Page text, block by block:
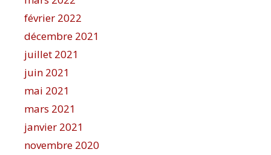
février 2022
décembre 2021
juillet 2021
juin 2021
mai 2021
mars 2021
janvier 2021
novembre 2020